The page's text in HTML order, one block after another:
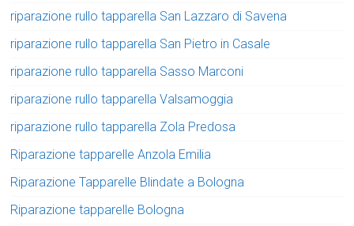
riparazione rullo tapparella San Lazzaro di Savena
riparazione rullo tapparella San Pietro in Casale
riparazione rullo tapparella Sasso Marconi
riparazione rullo tapparella Valsamoggia
riparazione rullo tapparella Zola Predosa
Riparazione tapparelle Anzola Emilia
Riparazione Tapparelle Blindate a Bologna
Riparazione tapparelle Bologna